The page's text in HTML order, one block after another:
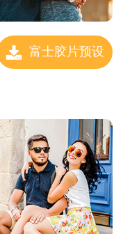
富士胶片预设